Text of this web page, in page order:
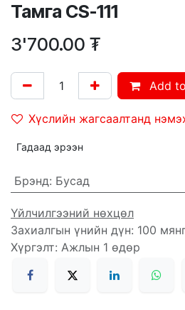
Тамга CS-111
3'700.00 ₮
Add
Хүслийн жагсаалтанд
Гадаад эрээн
Брэнд: Бусад
Үйлчилгээний нөхцөл
Захиалгын үнийн дүн: 100
Хүргэлт: Ажлын 1 өдөр